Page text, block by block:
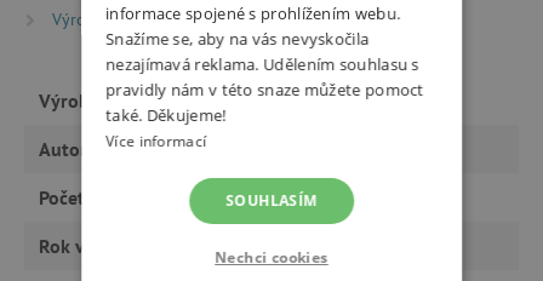
Výrobci
Meander
Výrobce Meander
Autor
Počet stran 36
Rok vydání
informace spojené s prohlížením webu.
Snažíme se, aby na vás nevyskočila
nezajímavá reklama. Udělením souhlasu s
pravidly nám v této snaze můžete pomoct
také. Děkujeme!
Více informací
SOUHLASÍM
Nechci cookies